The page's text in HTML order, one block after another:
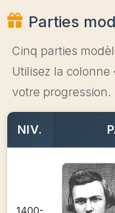
Parties
Cinq parties
Utilisez la
votre progression.
NIV.
1400-